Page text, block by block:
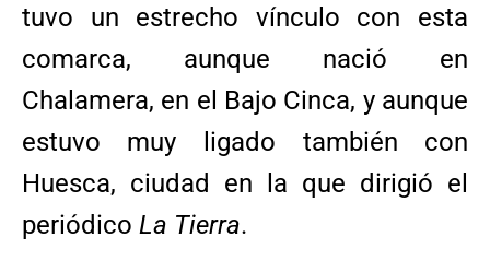
tuvo un estrecho vínculo con esta
comarca, aunque nació en
Chalamera, en el Bajo Cinca, y aunque
estuvo muy ligado también con
Huesca, ciudad en la que dirigió el
periódico La Tierra.